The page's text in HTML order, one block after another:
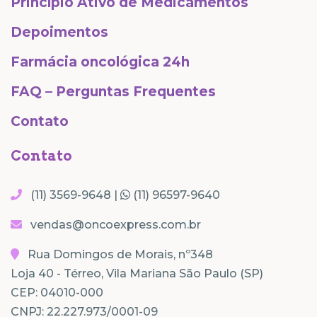
Depoimentos
Farmácia oncológica 24h
FAQ – Perguntas Frequentes
Contato
Contato
(11) 3569-9648 | (11) 96597-9640
vendas@oncoexpress.com.br
Rua Domingos de Morais, nº348
Loja 40 - Térreo, Vila Mariana São Paulo (SP)
CEP: 04010-000
CNPJ: 22.227.973/0001-09